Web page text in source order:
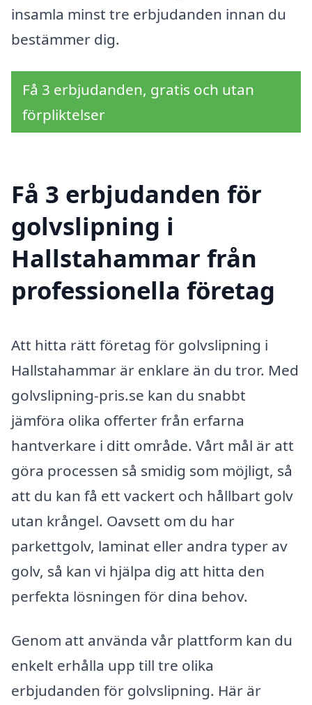
insamla minst tre erbjudanden innan du
bestämmer dig.
Få 3 erbjudanden, gratis och utan
förpliktelser
Få 3 erbjudanden för
golvslipning i
Hallstahammar från
professionella företag
Att hitta rätt företag för golvslipning i
Hallstahammar är enklare än du tror. Med
golvslipning-pris.se kan du snabbt
jämföra olika offerter från erfarna
hantverkare i ditt område. Vårt mål är att
göra processen så smidig som möjligt, så
att du kan få ett vackert och hållbart golv
utan krångel. Oavsett om du har
parkettgolv, laminat eller andra typer av
golv, så kan vi hjälpa dig att hitta den
perfekta lösningen för dina behov.
Genom att använda vår plattform kan du
enkelt erhålla upp till tre olika
erbjudanden för golvslipning. Här är